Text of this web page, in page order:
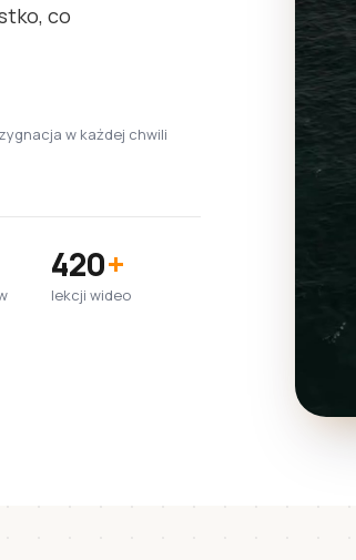
co
w każdej chwili
420+
lekcji wideo